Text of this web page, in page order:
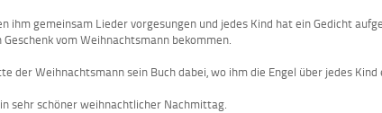
ihm gemeinsam Lieder vorgesungen und jedes Kind hat ein Gedicht
Geschenk vom Weihnachtsmann bekommen.
der Weihnachtsmann sein Buch dabei, wo ihm die Engel über jedes
sehr schöner weihnachtlicher Nachmittag.